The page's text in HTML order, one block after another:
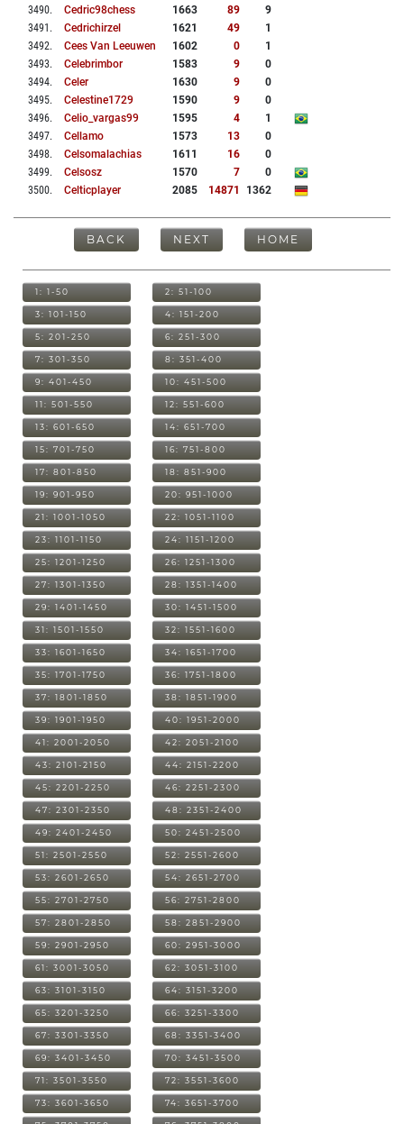
3490. Cedric98chess 1663 89
9
3491 . Cedrichirzel 1621 49
1
3492. Cees Van Leeuwen 1602 0
1
3493. Celebrimbor 1583 9
0
3494. Celer 1630 9
0
3495. Celestine1729 1590 9
0
3496. Celio_vargas99 1595 4
1
3497. Cellamo 1573 13
0
3498. Celsomalachias 1611 16
0
3499. Celsosz 1570 7
0
3500. Celticplayer 2085 14871 1362
BACK NEXT HOME
1: 1-50 2: 51-100
3: 101-150 4: 151-200
5: 201-250 6: 251-300
7: 301-350 8: 351-400
9: 401-450 10: 451-500
11: 501-550 12: 551-600
13: 601-650 14: 651-700
15: 701-750 16: 751-800
17: 801-850 18: 851-900
19: 901-950 20: 951-1000
21: 1001-1050 22: 1051-1100
23: 1101-1150 24: 1151-1200
25: 1201-1250 26: 1251-1300
27: 1301-1350 28: 1351-1400
29: 1401-1450 30: 1451-1500
31: 1501-1550 32: 1551-1600
33: 1601-1650 34: 1651-1700
35: 1701-1750 36: 1751-1800
37: 1801-1850 38: 1851-1900
39: 1901-1950 40: 1951-2000
41: 2001-2050 42: 2051-2100
43: 2101-2150 44: 2151-2200
45: 2201-2250 46: 2251-2300
47: 2301-2350 48: 2351-2400
49: 2401-2450 50: 2451-2500
51: 2501-2550 52: 2551-2600
53: 2601-2650 54: 2651-2700
55: 2701-2750 56: 2751-2800
57: 2801-2850 58: 2851-2900
59: 2901-2950 60: 2951-3000
61: 3001-3050 62: 3051-3100
63: 3101-3150 64: 3151-3200
65: 3201-3250 66: 3251-3300
67: 3301-3350 68: 3351-3400
69: 3401-3450 70: 3451-3500
71: 3501-3550 72: 3551-3600
73: 3601-3650 74: 3651-3700